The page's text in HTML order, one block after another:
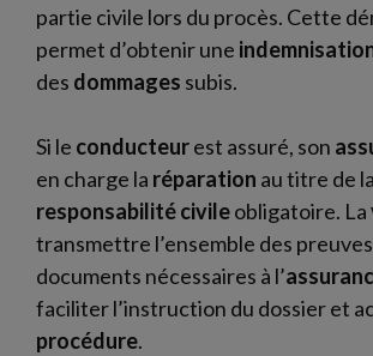
partie civile lors du procès. Cette
permet d’obtenir une
des dommages subis.
Si le conducteurest assuré, son
en charge la réparation au titre de la
responsabilité civileobligatoire. La
transmettre l’ensemble des
documents nécessaires à l’
faciliter l’instruction du dossier et
procédure.